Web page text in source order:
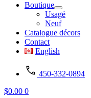
Boutique
Usagé
Neuf
Catalogue décors
Contact
English
450-332-0894
$0.00 0